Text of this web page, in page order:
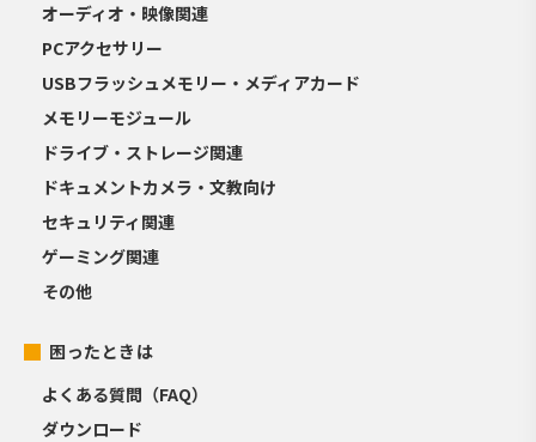
オーディオ・映像関連
PCアクセサリー
USBフラッシュメモリー・メディアカード
メモリーモジュール
ドライブ・ストレージ関連
ドキュメントカメラ・文教向け
セキュリティ関連
ゲーミング関連
その他
困ったときは
よくある質問（FAQ）
ダウンロード